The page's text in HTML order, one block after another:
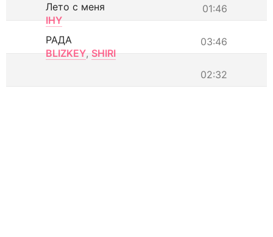
01:46
Лето с меня
IHY
03:46
РАДА
BLIZKEY, SHIRI
02:32